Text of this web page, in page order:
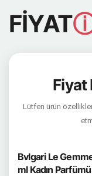
FİYAT
Fiyat
Lütfen ürün
Bvlgari Le
ml Kadın